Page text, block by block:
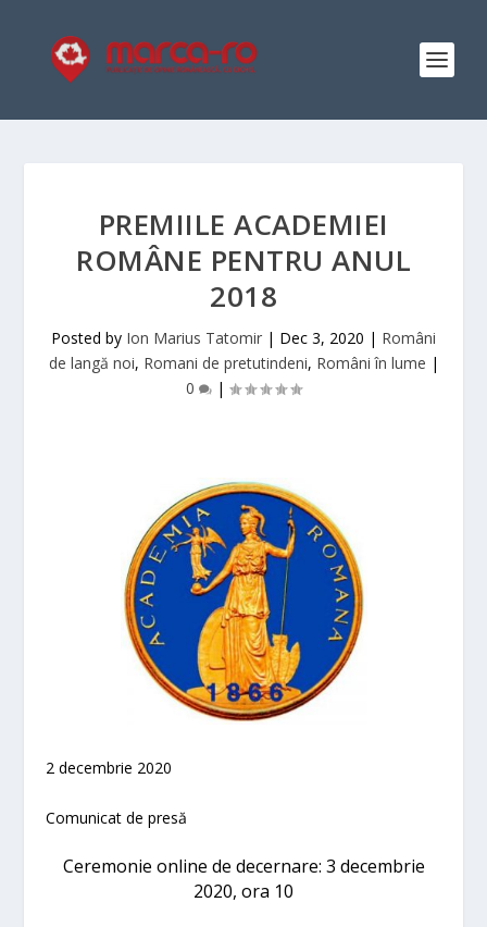
PREMIILE ACADEMIEI
ROMÂNE PENTRU ANUL
2018
Posted by Ion Marius Tatomir | Dec 3, 2020 | Români
de langă noi, Romani de pretutindeni, Români în lume |
0
|
2 decembrie 2020
Comunicat de presă
Ceremonie online de decernare: 3 decembrie
2020, ora 10